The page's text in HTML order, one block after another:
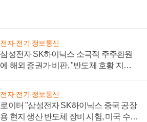
전자·전기·정보통신
삼성전자 SK하이닉스 소극적 주주환원
에 해외 증권가 비판, "반도체 호황 지속
전자·전기·정보통신
로이터 "삼성전자 SK하이닉스 중국 공장
용 현지 생산 반도체 장비 시험, 미국 수출